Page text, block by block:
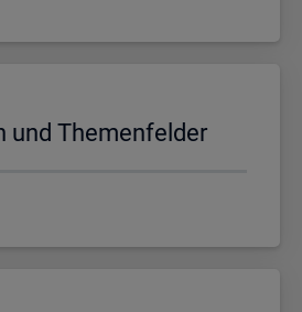
und The­men­fel­der